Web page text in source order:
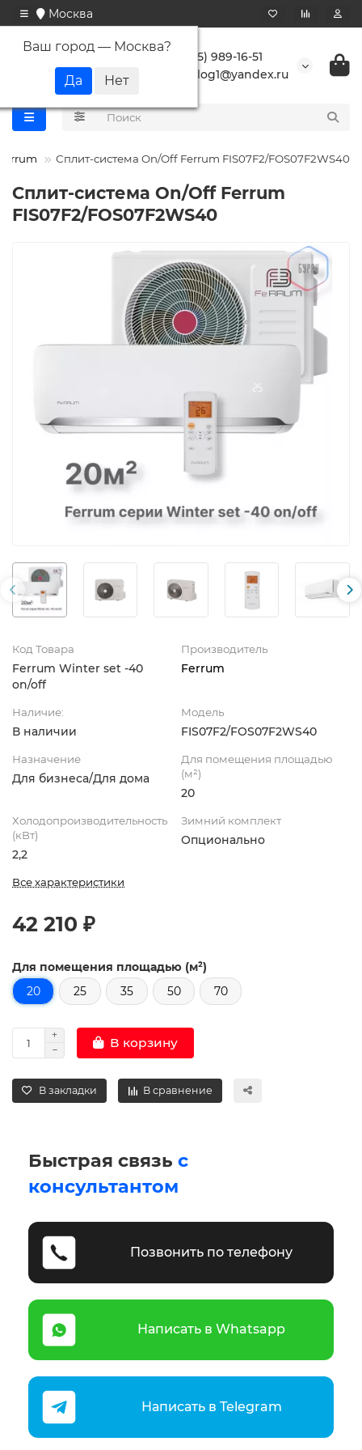
Москва
Ваш город — Москва?
+7 (495) 989-16-51
buranlog1@yandex.ru
Сплит-система On/Off Ferrum FIS07F2/FOS07F2WS40
Сплит-система On/Off Ferrum
FIS07F2/FOS07F2WS40
Код Товара
Ferrum Winter set -40
on/off
Производитель
Ferrum
Наличие:
В наличии
Модель
FIS07F2/FOS07F2WS40
Назначение
Для бизнеса/Для дома
Для помещения площадью
(м²)
20
Холодопроизводительность
(кВт)
2,2
Зимний комплект
Опционально
Все характеристики
42 210 ₽
Для помещения площадью (м²)
20
25 35 50 70
В корзину
В закладки В сравнение
Быстрая связь с
консультантом
Позвонить по телефону
Написать в Whatsapp
Написать в Telegram